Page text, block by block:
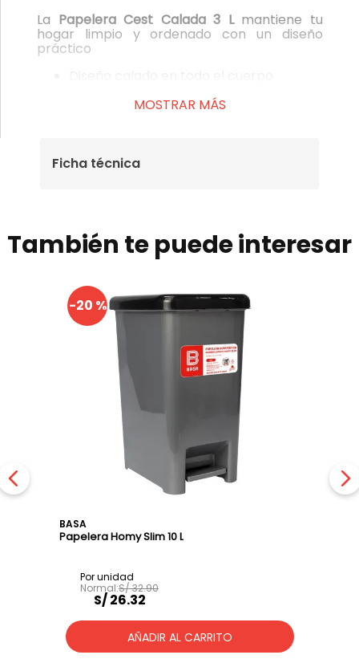
La Papelera Cest Calada 3 Lmantiene tu
hogar limpio y ordenado con un diseño
práctico
Tiene bordes para fijar bolsas y evita
cm x Altura: 23.6 cm
MOSTRAR MÁS
Ficha técnica
También te puede interesar
-20 %
BASA
Papelera Homy Slim 10 L
S/32.90
S/26.32